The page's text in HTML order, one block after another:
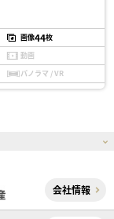
画像44枚
動画
パノラマ / VR
会社情報